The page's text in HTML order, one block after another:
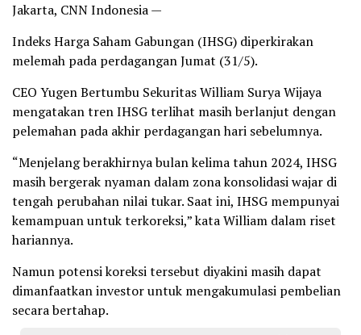
Jakarta, CNN Indonesia —
Indeks Harga Saham Gabungan (IHSG) diperkirakan
melemah pada perdagangan Jumat (31/5).
CEO Yugen Bertumbu Sekuritas William Surya Wijaya
mengatakan tren IHSG terlihat masih berlanjut dengan
pelemahan pada akhir perdagangan hari sebelumnya.
“Menjelang berakhirnya bulan kelima tahun 2024, IHSG
masih bergerak nyaman dalam zona konsolidasi wajar di
tengah perubahan nilai tukar. Saat ini, IHSG mempunyai
kemampuan untuk terkoreksi,” kata William dalam riset
hariannya.
Namun potensi koreksi tersebut diyakini masih dapat
dimanfaatkan investor untuk mengakumulasi pembelian
secara bertahap.